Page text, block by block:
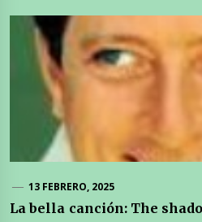
13 FEBRERO, 2025
La bella canción: The